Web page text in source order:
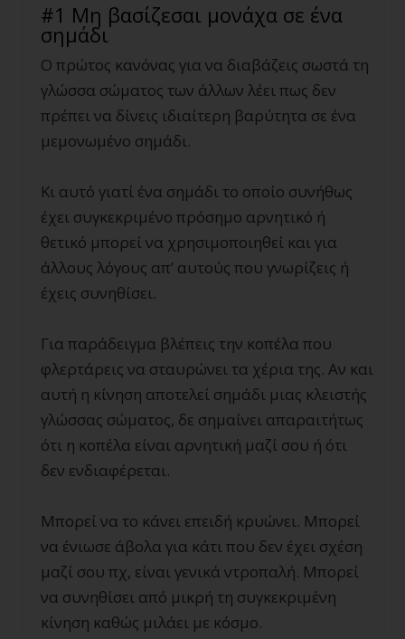
#1 Μη βασίζεσαι μονάχα σε ένα
σημάδι
Ο πρώτος κανόνας για να διαβάζεις σωστά τη
γλώσσα σώματος των άλλων λέει πως δεν
πρέπει να δίνεις ιδιαίτερη βαρύτητα σε ένα
μεμονωμένο σημάδι.
Κι αυτό γιατί ένα σημάδι το οποίο συνήθως
έχει συγκεκριμένο πρόσημο αρνητικό ή
θετικό μπορεί να χρησιμοποιηθεί και για
άλλους λόγους απ’ αυτούς που γνωρίζεις ή
έχεις συνηθίσει.
Για παράδειγμα βλέπεις την κοπέλα που
φλερτάρεις να σταυρώνει τα χέρια της. Αν και
αυτή η κίνηση αποτελεί σημάδι μιας κλειστής
γλώσσας σώματος, δε σημαίνει απαραιτήτως
ότι η κοπέλα είναι αρνητική μαζί σου ή ότι
δεν ενδιαφέρεται.
Μπορεί να το κάνει επειδή κρυώνει. Μπορεί
να ένιωσε άβολα για κάτι που δεν έχει σχέση
μαζί σου πχ, είναι γενικά ντροπαλή. Μπορεί
να συνηθίσει από μικρή τη συγκεκριμένη
κίνηση καθώς μιλάει με κόσμο.